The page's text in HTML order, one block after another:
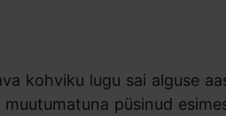
kohviku lugu sai alguse
püsinud